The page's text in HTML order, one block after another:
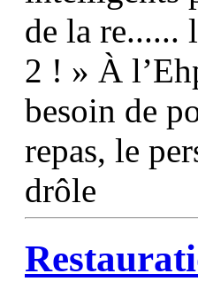
de la re......
2 ! » À
besoin de
repas, le
drôle